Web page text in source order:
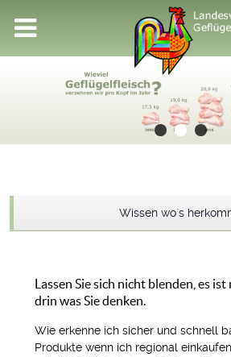
Wissen wo`s
Lassen Sie sich nicht blenden, es
drin was Sie denken.
Wie erkenne ich sicher und schnell
Produkte wenn ich regional